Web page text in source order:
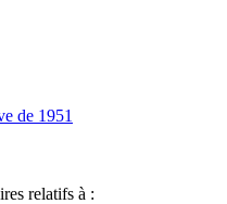
de 1951
relatifs à :